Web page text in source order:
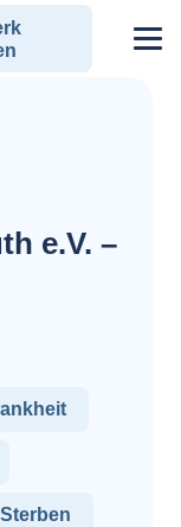
e.V. –
Sterben